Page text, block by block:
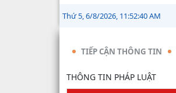
Thứ 5, 6/8/2026, 11:52:40 AM
TIẾP CẬN THÔNG TIN
THÔNG TIN PHÁP LUẬT